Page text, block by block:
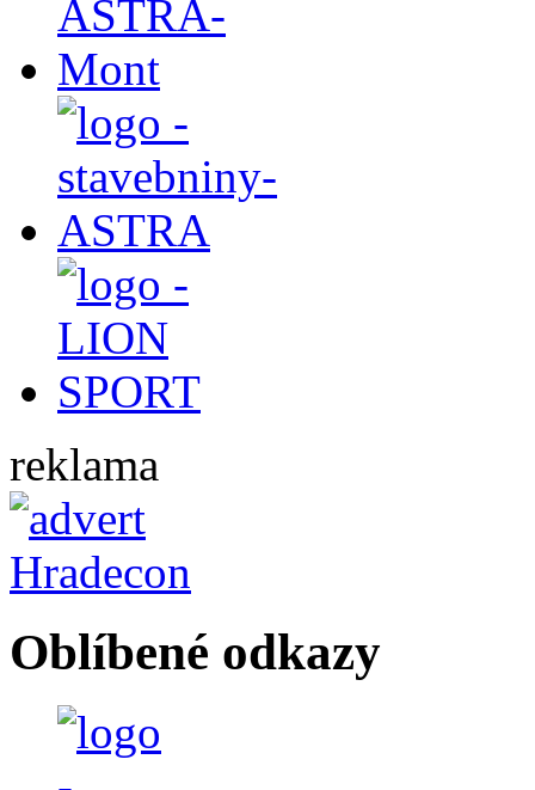
reklama
Oblíbené odkazy